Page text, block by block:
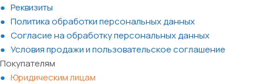
Реквизиты
Политика обработки персональных данных
Согласие на обработку персональных данных
Условия продажи и пользовательское соглашение
Покупателям
Юридическим лицам